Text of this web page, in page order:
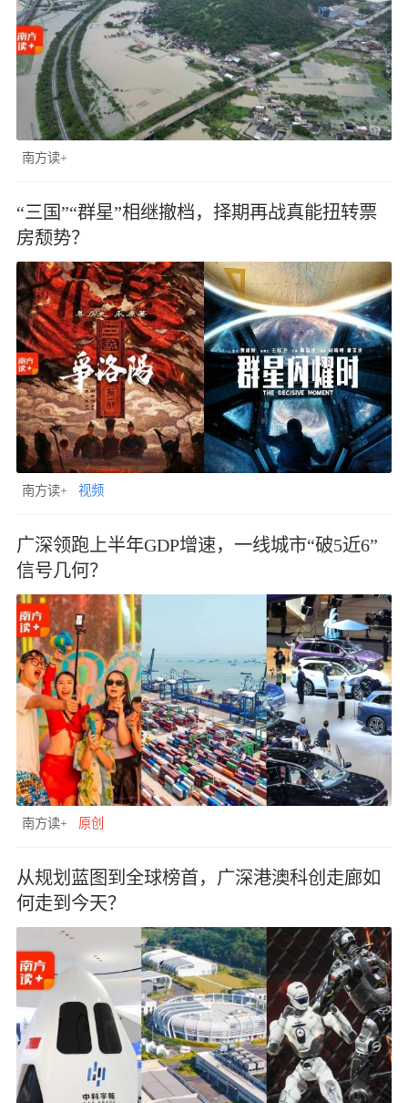
南方读+
“三国”“群星”相继撤档，择期再战真能扭转票
房颓势？
南方读+ 视频
广深领跑上半年GDP增速，一线城市“破5近6”
信号几何？
南方读+ 原创
从规划蓝图到全球榜首，广深港澳科创走廊如
何走到今天？